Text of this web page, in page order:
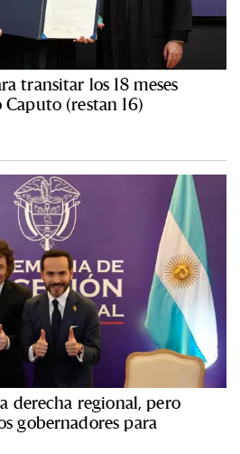
transitar los 18 meses
(restan 16)
derecha regional, pero
gobernadores para